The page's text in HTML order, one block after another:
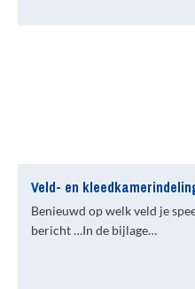
Benieuwd op welk veld je
bericht …In de bijlage…